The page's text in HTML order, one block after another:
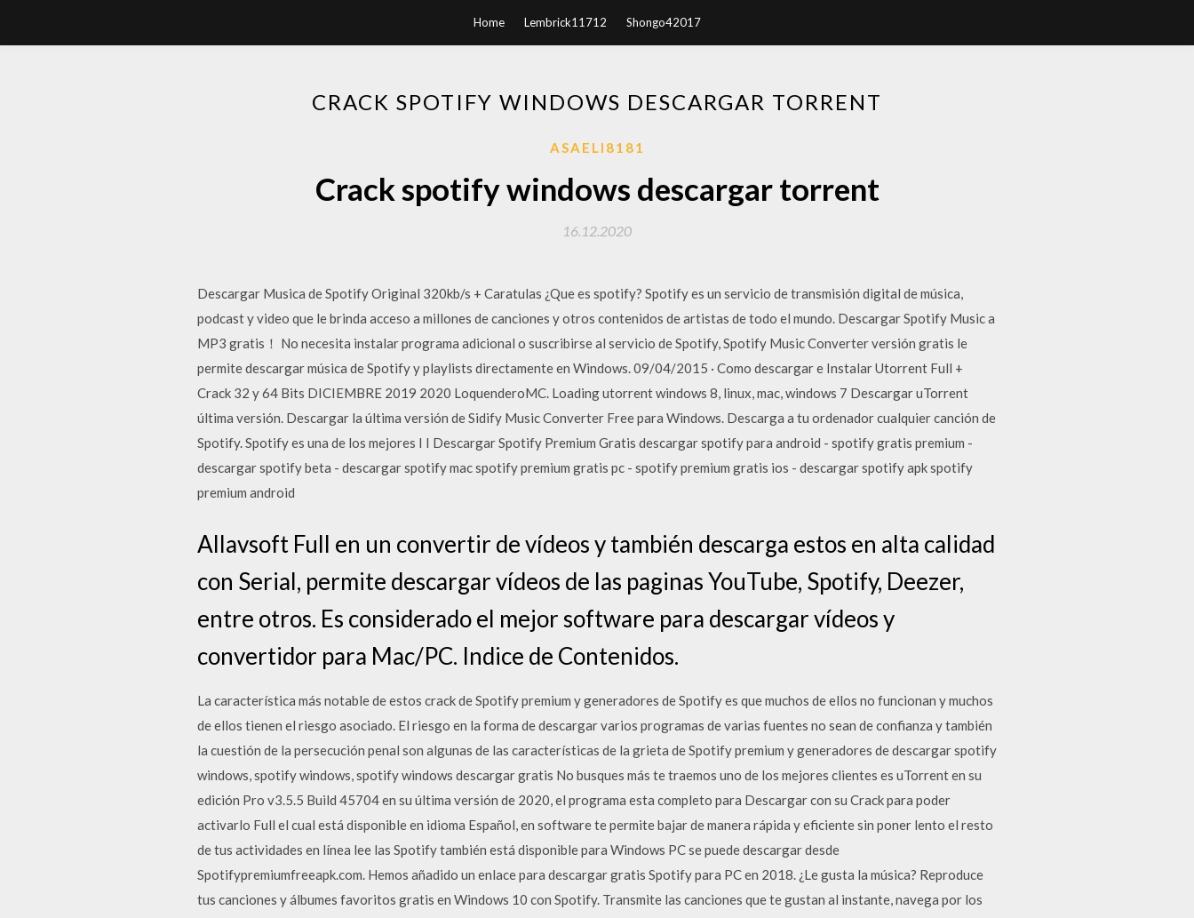
Home Lembrick11712 Shongo42017
CRACK SPOTIFY WINDOWS DESCARGAR TORRENT
ASAELI8181
Crack spotify windows descargar torrent
16.12.2020
Descargar Musica de Spotify Original 320kb/s + Caratulas ¿Que es spotify? Spotify es un servicio de transmisión digital de música,
podcast y video que le brinda acceso a millones de canciones y otros contenidos de artistas de todo el mundo. Descargar Spotify Music a
MP3 gratis！ No necesita instalar programa adicional o suscribirse al servicio de Spotify, Spotify Music Converter versión gratis le
permite descargar música de Spotify y playlists directamente en Windows. 09/04/2015 · Como descargar e Instalar Utorrent Full +
Crack 32 y 64 Bits DICIEMBRE 2019 2020 LoquenderoMC. Loading utorrent windows 8, linux, mac, windows 7 Descargar uTorrent
última versión. Descargar la última versión de Sidify Music Converter Free para Windows. Descarga a tu ordenador cualquier canción de
Spotify. Spotify es una de los mejores I I Descargar Spotify Premium Gratis descargar spotify para android - spotify gratis premium -
descargar spotify beta - descargar spotify mac spotify premium gratis pc - spotify premium gratis ios - descargar spotify apk spotify
premium android
Allavsoft Full en un convertir de vídeos y también descarga estos en alta calidad
con Serial, permite descargar vídeos de las paginas YouTube, Spotify, Deezer,
entre otros. Es considerado el mejor software para descargar vídeos y
convertidor para Mac/PC. Indice de Contenidos.
La característica más notable de estos crack de Spotify premium y generadores de Spotify es que muchos de ellos no funcionan y muchos
de ellos tienen el riesgo asociado. El riesgo en la forma de descargar varios programas de varias fuentes no sean de confianza y también
la cuestión de la persecución penal son algunas de las características de la grieta de Spotify premium y generadores de descargar spotify
windows, spotify windows, spotify windows descargar gratis No busques más te traemos uno de los mejores clientes es uTorrent en su
edición Pro v3.5.5 Build 45704 en su última versión de 2020, el programa esta completo para Descargar con su Crack para poder
activarlo Full el cual está disponible en idioma Español, en software te permite bajar de manera rápida y eficiente sin poner lento el resto
de tus actividades en línea lee las Spotify también está disponible para Windows PC se puede descargar desde
Spotifypremiumfreeapk.com. Hemos añadido un enlace para descargar gratis Spotify para PC en 2018. ¿Le gusta la música? Reproduce
tus canciones y álbumes favoritos gratis en Windows 10 con Spotify. Transmite las canciones que te gustan al instante, navega por los